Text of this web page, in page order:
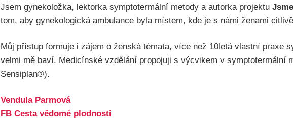
Jsem gynekoložka, lektorka symptotermální metody a autorka projektu
tom, aby gynekologická ambulance byla místem, kde je s námi ženami
Můj přístup formuje i zájem o ženská témata, více než 10letá vlastní praxe
velmi mě baví. Medicínské vzdělání propojuji s výcvikem v symptotermální
Sensiplan®).
Vendula Parmová
FB Cesta vědomé plodnosti